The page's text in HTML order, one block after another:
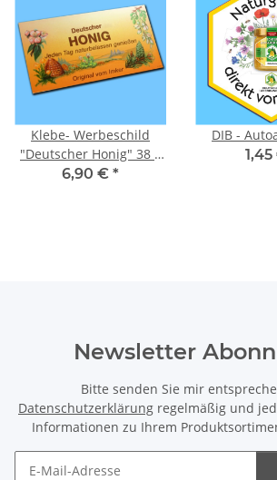
Klebe- Werbeschild
"Deutscher Honig" 38 x
20 cm
6,90 € *
DIB -
Newsletter
Bitte senden Sie mir
Datenschutzerklärung regelmäßig und
Informationen zu Ihrem